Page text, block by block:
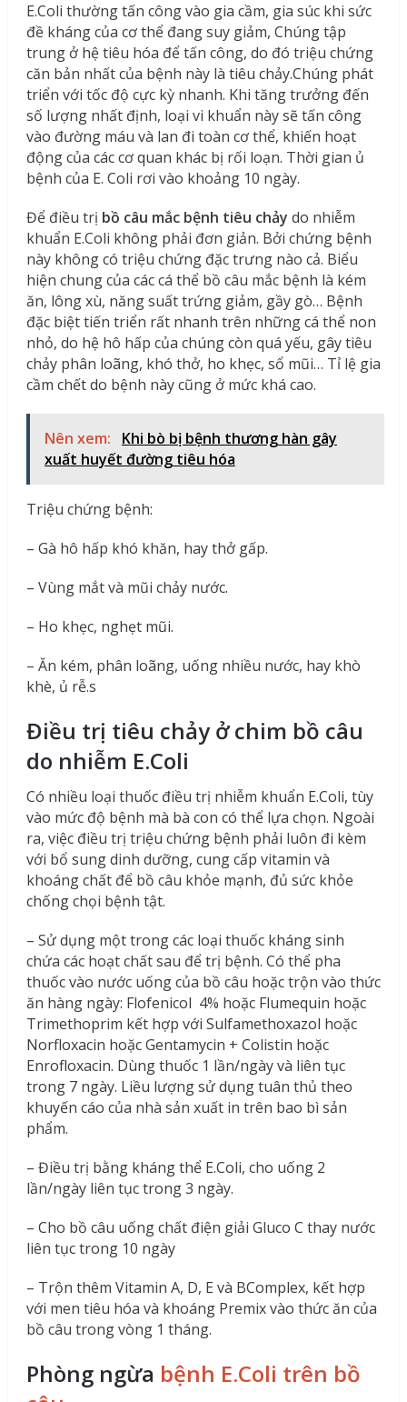
E.Coli thường tấn công vào gia cầm, gia súc khi sức
đề kháng của cơ thể đang suy giảm, Chúng tập
trung ở hệ tiêu hóa để tấn công, do đó triệu chứng
căn bản nhất của bệnh này là tiêu chảy.Chúng phát
triển với tốc độ cực kỳ nhanh. Khi tăng trưởng đến
số lượng nhất định, loại vi khuẩn này sẽ tấn công
vào đường máu và lan đi toàn cơ thể, khiến hoạt
động của các cơ quan khác bị rối loạn. Thời gian ủ
bệnh của E. Coli rơi vào khoảng 10 ngày.
Để điều trị bồ câu mắc bệnh tiêu chảy do nhiễm
khuẩn E.Coli không phải đơn giản. Bởi chứng bệnh
này không có triệu chứng đặc trưng nào cả. Biểu
hiện chung của các cá thể bồ câu mắc bệnh là kém
ăn, lông xù, năng suất trứng giảm, gầy gò… Bệnh
đặc biệt tiến triển rất nhanh trên những cá thể non
nhỏ, do hệ hô hấp của chúng còn quá yếu, gây tiêu
chảy phân loãng, khó thở, ho khẹc, sổ mũi… Tỉ lệ gia
cầm chết do bệnh này cũng ở mức khá cao.
Nên xem:
Khi bò bị bệnh thương hàn gây
xuất huyết đường tiêu hóa
Triệu chứng bệnh:
– Gà hô hấp khó khăn, hay thở gấp.
– Vùng mắt và mũi chảy nước.
– Ho khẹc, nghẹt mũi.
– Ăn kém, phân loãng, uống nhiều nước, hay khò
khè, ủ rễ.s
Điều trị tiêu chảy ở chim bồ câu
do nhiễm E.Coli
Có nhiều loại thuốc điều trị nhiễm khuẩn E.Coli, tùy
vào mức độ bệnh mà bà con có thể lựa chọn. Ngoài
ra, việc điều trị triệu chứng bệnh phải luôn đi kèm
với bổ sung dinh dưỡng, cung cấp vitamin và
khoáng chất để bồ câu khỏe mạnh, đủ sức khỏe
chống chọi bệnh tật.
– Sử dụng một trong các loại thuốc kháng sinh
chứa các hoạt chất sau để trị bệnh. Có thể pha
thuốc vào nước uống của bồ câu hoặc trộn vào thức
ăn hàng ngày: Flofenicol 4% hoặc Flumequin hoặc
Trimethoprim kết hợp với Sulfamethoxazol hoặc
Norfloxacin hoặc Gentamycin + Colistin hoặc
Enrofloxacin. Dùng thuốc 1 lần/ngày và liên tục
trong 7 ngày. Liều lượng sử dụng tuân thủ theo
khuyến cáo của nhà sản xuất in trên bao bì sản
phẩm.
– Điều trị bằng kháng thể E.Coli, cho uống 2
lần/ngày liên tục trong 3 ngày.
– Cho bồ câu uống chất điện giải Gluco C thay nước
liên tục trong 10 ngày
– Trộn thêm Vitamin A, D, E và BComplex, kết hợp
với men tiêu hóa và khoáng Premix vào thức ăn của
bồ câu trong vòng 1 tháng.
Phòng ngừa bệnh E.Coli trên bồ